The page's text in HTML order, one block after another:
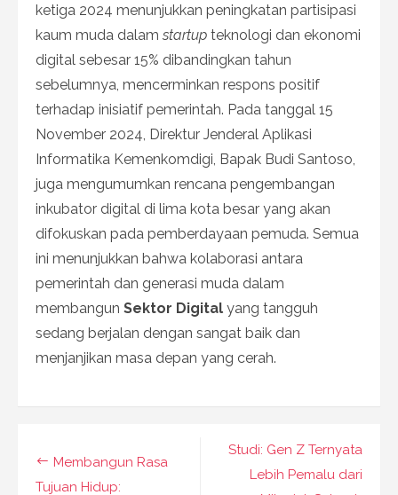
ketiga 2024 menunjukkan peningkatan partisipasi
kaum muda dalam startup teknologi dan ekonomi
digital sebesar 15% dibandingkan tahun
sebelumnya, mencerminkan respons positif
terhadap inisiatif pemerintah. Pada tanggal 15
November 2024, Direktur Jenderal Aplikasi
Informatika Kemenkomdigi, Bapak Budi Santoso,
juga mengumumkan rencana pengembangan
inkubator digital di lima kota besar yang akan
difokuskan pada pemberdayaan pemuda. Semua
ini menunjukkan bahwa kolaborasi antara
pemerintah dan generasi muda dalam
membangun Sektor Digital yang tangguh
sedang berjalan dengan sangat baik dan
menjanjikan masa depan yang cerah.
Navigasi
pos
Studi: Gen Z Ternyata
Lebih Pemalu dari
Membangun Rasa
Tujuan Hidup: